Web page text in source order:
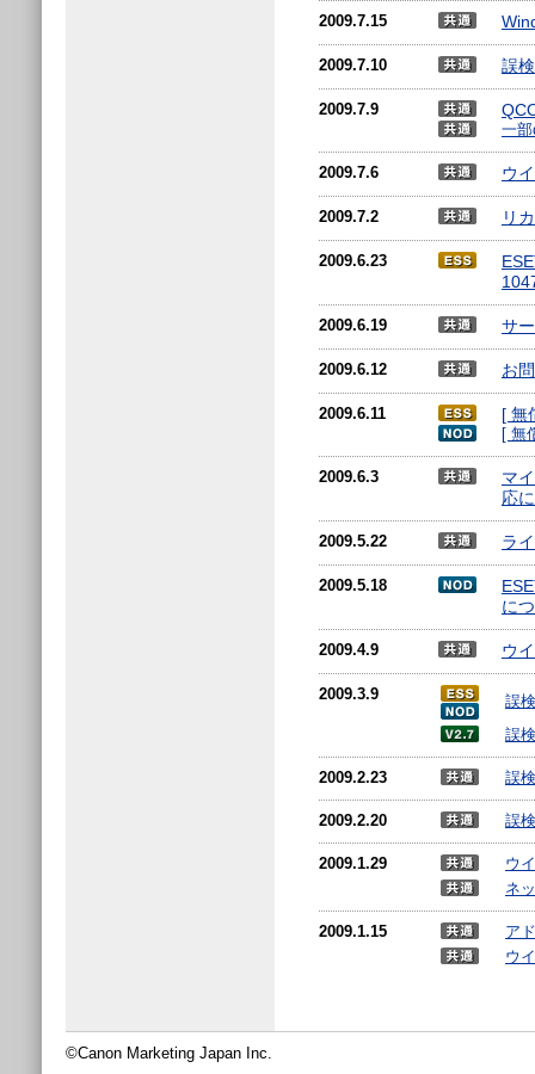
2009.7.15
2009.7.10 誤
2009.7.9
一
2009.7.6 ウ
2009.7.2 リ
2009.6.23
2009.6.19 サ
2009.6.12 お
2009.6.11
[ 無
[ 無
2009.6.3
マ
応
2009.5.22 ラ
2009.5.18
に
2009.4.9 ウ
2009.3.9
誤
誤
2009.2.23 誤
2009.2.20 誤
2009.1.29
ウ
ネ
2009.1.15
ア
ウ
©Canon Marketing Japan Inc.